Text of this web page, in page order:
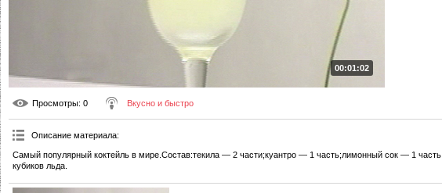
00:01:02
Просмотры: 0 Вкусно и быстро
Описание материала:
Самый популярный коктейль в мире.Состав:текила — 2 части;куантро — 1 часть;лимонный сок — 1
кубиков льда.